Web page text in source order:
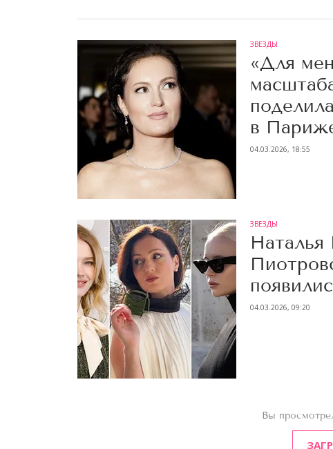
ЗВЕЗДЫ
«Для
в
04.03.2026, 18:55
ЗВЕЗДЫ
Наталья
04.03.2026, 09:20
Вы